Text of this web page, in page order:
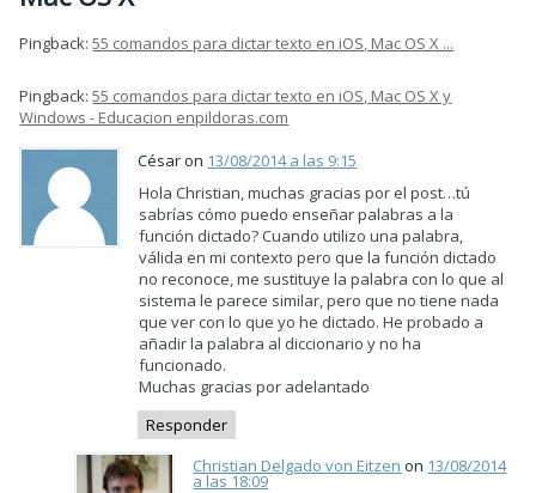
Pingback:55 comandos para dictar texto en iOS, Mac OS X ...
Pingback:55 comandos para dictar texto en iOS, Mac OS X y
Windows - Educacion enpildoras.com
César on 13/08/2014 a las 9:15
Hola Christian, muchas gracias por el post…tú
sabrías cómo puedo enseñar palabras a la
función dictado? Cuando utilizo una palabra,
válida en mi contexto pero que la función dictado
no reconoce, me sustituye la palabra con lo que al
sistema le parece similar, pero que no tiene nada
que ver con lo que yo he dictado. He probado a
añadir la palabra al diccionario y no ha
funcionado.
Muchas gracias por adelantado
Responder
Christian Delgado von Eitzen on 13/08/2014
a las 18:09